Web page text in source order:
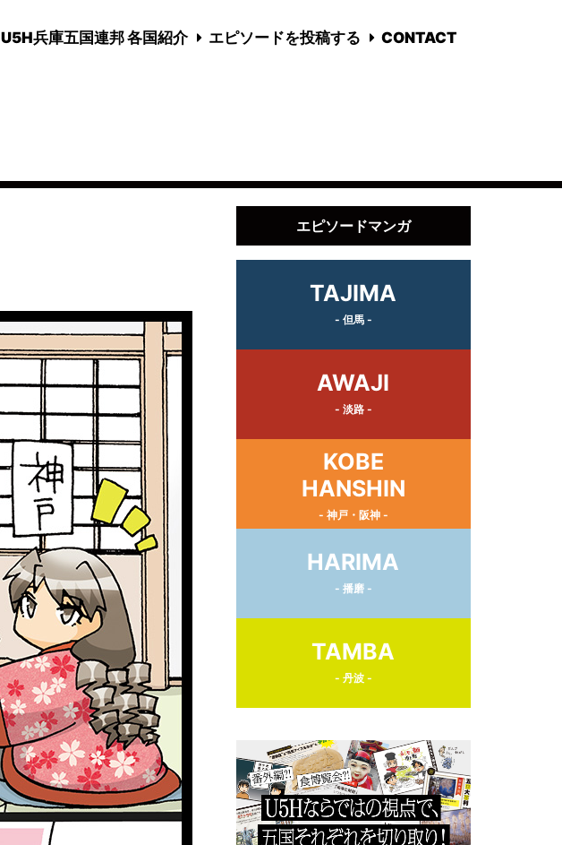
U5H兵庫五国連邦 各国紹介 エピソードを投稿する CONTACT
エピソードマンガ
TAJIMA
- 但馬 -
AWAJI
- 淡路 -
KOBE
HANSHIN
- 神戸・阪神 -
HARIMA
- 播磨 -
TAMBA
- 丹波 -